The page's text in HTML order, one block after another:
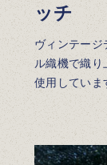
ッチ
ヴィンテージ
ル織機で織り
使用していま